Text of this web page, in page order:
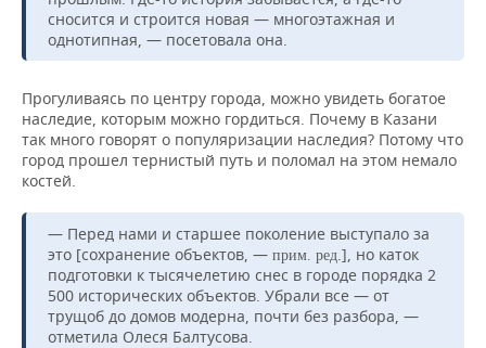
сносится и строится новая — многоэтажная и
однотипная, — посетовала она.
Прогуливаясь по центру города, можно увидеть богатое
наследие, которым можно гордиться. Почему в Казани
так много говорят о популяризации наследия? Потому что
город прошел тернистый путь и поломал на этом немало
костей.
— Перед нами и старшее поколение выступало за
это [сохранение объектов, — прим. ред.], но каток
подготовки к тысячелетию снес в городе порядка 2
500 исторических объектов. Убрали все — от
трущоб до домов модерна, почти без разбора, —
отметила Олеся Балтусова.